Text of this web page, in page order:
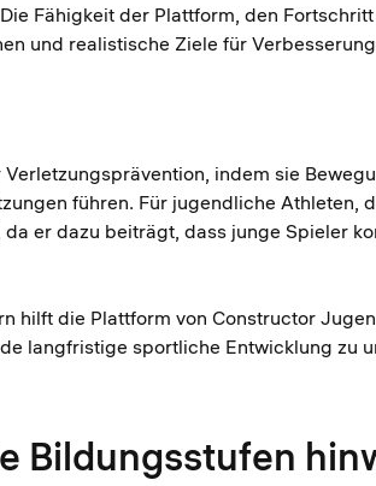
Fähigkeit der Plattform, den
und realistische Ziele für
indem sie
führen. Für jugendliche Athleten,
er dazu beiträgt, dass junge Spieler
hilft die Plattform von Constructor
langfristige sportliche Entwicklung zu
Bildungsstufen